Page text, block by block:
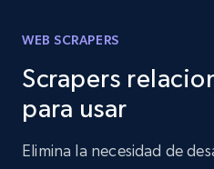
WEB SCRAPERS
Scrapers
para usar
Elimina la necesidad de